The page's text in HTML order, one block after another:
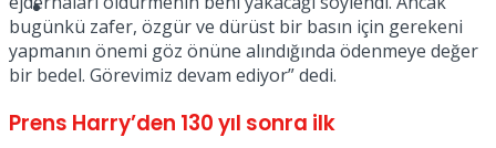
Spor
bugünkü zafer, özgür ve dürüst bir basın için gerekeni
yapmanın önemi göz önüne alındığında ödenmeye değer
bir bedel. Görevimiz devam ediyor” dedi.
Prens Harry’den 130 yıl sonra ilk